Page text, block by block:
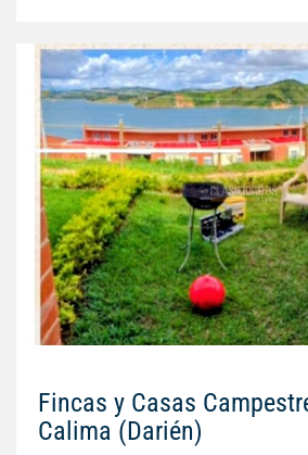
Fincas y Casas
Calima (Darién)